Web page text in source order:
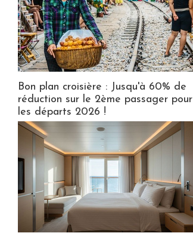
Bon plan croisière : Jusqu'à 60% de
réduction sur le 2ème passager pour
les départs 2026 !